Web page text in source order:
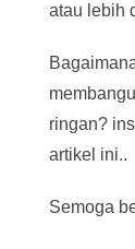
atau lebih
ringan?
artikel ini..
Semoga